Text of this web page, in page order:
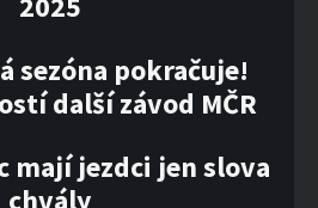
sezóna pokračuje!
další závod MČR
mají jezdci jen slova
chvály